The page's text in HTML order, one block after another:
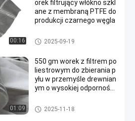
00:16
orek filtrujący włókno szkl
ane z membraną PTFE do
produkcji czarnego węgla
Worek filtrujący z włókna szkl
anego
2025-09-19
01:09
550 gm worek z filtrem po
liestrowym do zbierania p
yłu w przemyśle drewnian
ym o wysokiej odporności
Poliestrowy worek filtrujący
2025-11-18